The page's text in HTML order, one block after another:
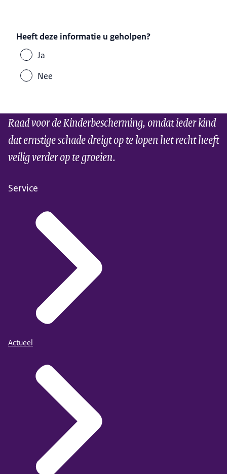
Heeft deze informatie u geholpen?
Ja
Nee
Raad voor de Kinderbescherming, omdat ieder kind
dat ernstige schade dreigt op te lopen het recht heeft
veilig verder op te groeien.
Service
Actueel